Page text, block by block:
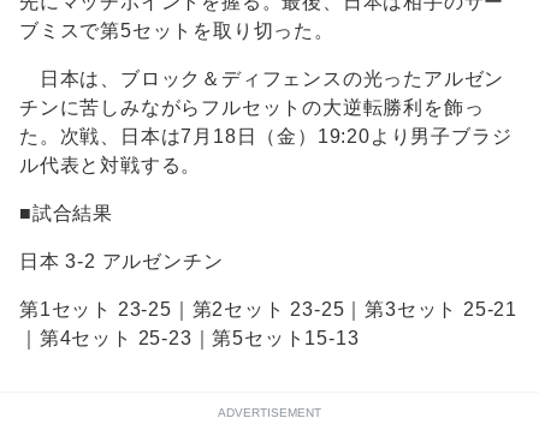
ブミスで第5セットを取り切った。
日本は、ブロック＆ディフェンスの光ったアルゼン
チンに苦しみながらフルセットの大逆転勝利を飾っ
た。次戦、日本は7月18日（金）19:20より男子ブラジ
ル代表と対戦する。
■試合結果
日本 3-2 アルゼンチン
第1セット 23-25｜第2セット 23-25｜第3セット 25-21
｜第4セット 25-23｜第5セット15-13
ADVERTISEMENT